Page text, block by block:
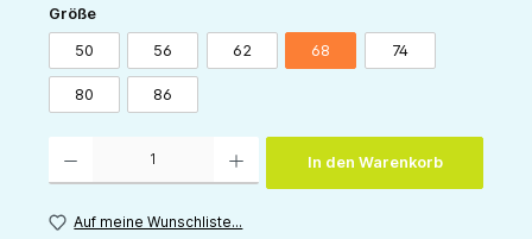
Größeauswählen
50 56 62 68 74
80 86
In den Warenkorb
Auf meine Wunschliste...